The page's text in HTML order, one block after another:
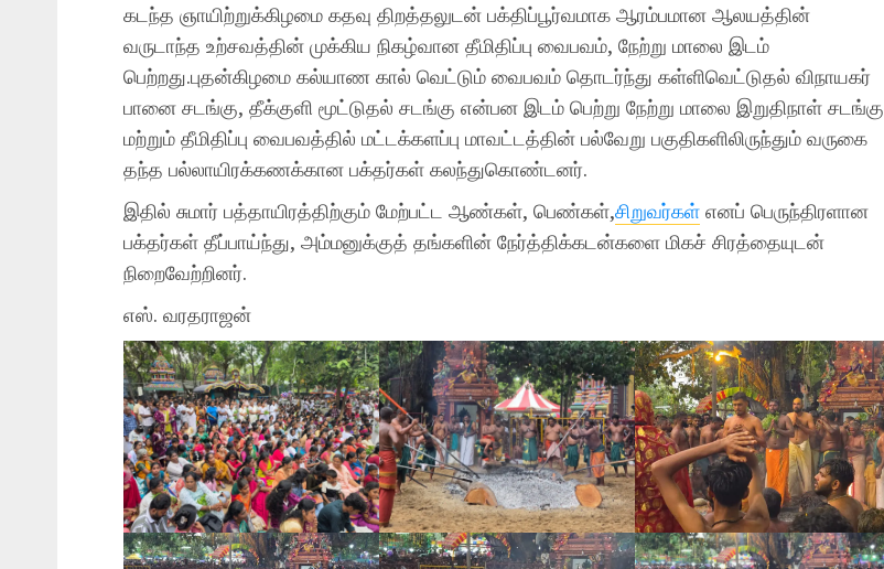
​கடந்த ஞாயிற்றுக்கிழமை கதவு திறத்தலுடன் பக்திப்பூர்வமாக ஆரம்பமான ஆலயத்தின்
வருடாந்த உற்சவத்தின் முக்கிய நிகழ்வான தீமிதிப்பு வைபவம், நேற்று மாலை இடம்
பெற்றது.புதன்கிழமை கல்யாண கால் வெட்டும் வைபவம் தொடர்ந்து கள்ளிவெட்டுதல் விநாயகர்
பானை சடங்கு, தீக்குளி மூட்டுதல் சடங்கு என்பன இடம் பெற்று நேற்று மாலை இறுதிநாள் சடங்கு
மற்றும் தீமிதிப்பு வைபவத்தில் மட்டக்களப்பு மாவட்டத்தின் பல்வேறு பகுதிகளிலிருந்தும் வருகை
தந்த பல்லாயிரக்கணக்கான பக்தர்கள் கலந்துகொண்டனர்.
இதில் சுமார் பத்தாயிரத்திற்கும் மேற்பட்ட ஆண்கள், பெண்கள்,சிறுவர்கள் எனப் பெருந்திரளான
பக்தர்கள் தீப்பாய்ந்து, அம்மனுக்குத் தங்களின் நேர்த்திக்கடன்களை மிகச் சிரத்தையுடன்
நிறைவேற்றினர்.
எஸ். வரதராஜன்